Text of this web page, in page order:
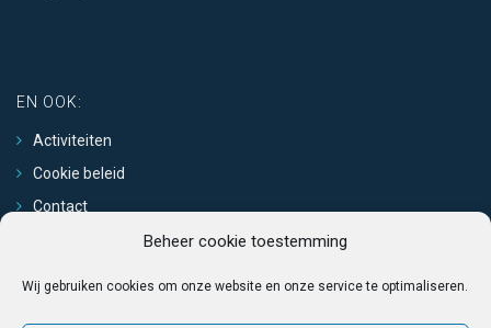
Beheer cookie toestemming
Wij gebruiken cookies om onze website en onze service te optimaliseren.
EN OOK:
Activiteiten
Cookie beleid
Contact
VOLG ONS VIA